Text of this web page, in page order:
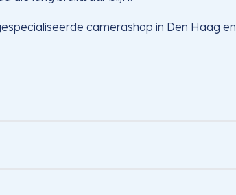
camerashop in Den Haag